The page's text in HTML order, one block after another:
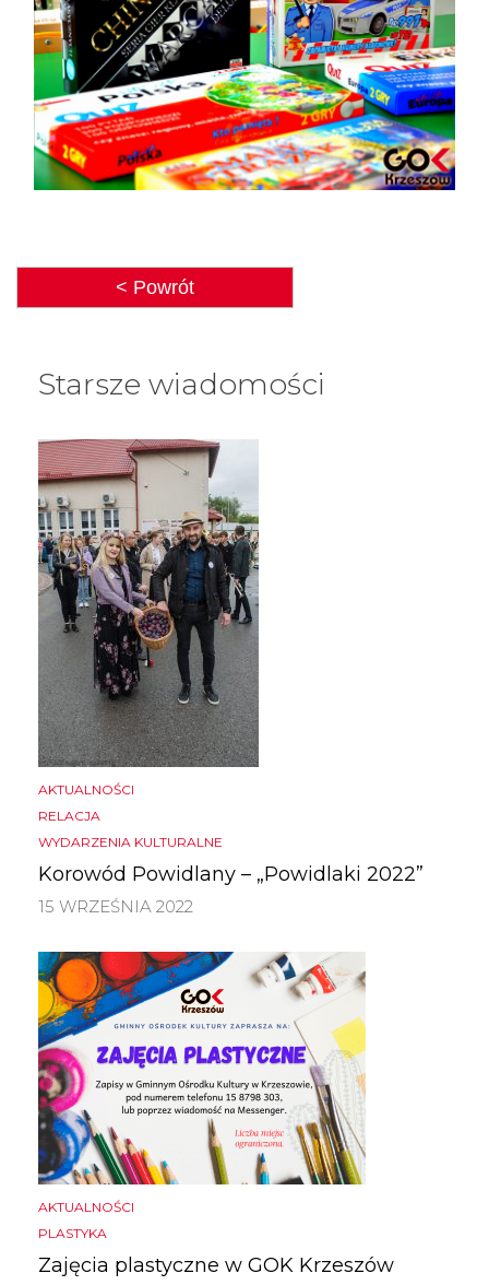
< Powrót
Starsze wiadomości
AKTUALNOŚCI
RELACJA
WYDARZENIA KULTURALNE
Korowód Powidlany – „Powidlaki 2022”
15 WRZEŚNIA 2022
AKTUALNOŚCI
PLASTYKA
Zajęcia plastyczne w GOK Krzeszów